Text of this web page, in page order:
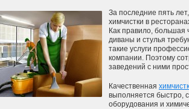
За последние пять
химчистки в
Как правило, большая
диваны и стулья
такие услуги
компании. Поэтому
заведений с ними
Качественная
выполняется быстро,
оборудования и